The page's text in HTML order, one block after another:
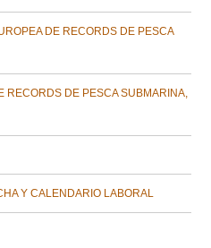
DE RECORDS DE PESCA
RECORDS DE PESCA SUBMARINA,
Y CALENDARIO LABORAL